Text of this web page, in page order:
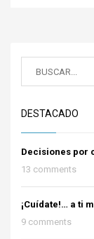
DESTACADO
Decisiones por
13 comments
¡Cuídate!… a ti
9 comments